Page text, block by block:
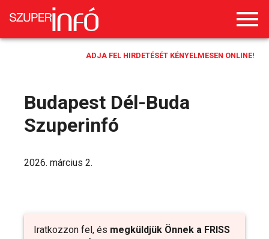
ADJA FEL HIRDETÉSÉT KÉNYELMESEN ONLINE!
Budapest Dél-Buda
Szuperinfó
Iratkozzon fel, és megküldjük Önnek a FRISS
2026. március 2.